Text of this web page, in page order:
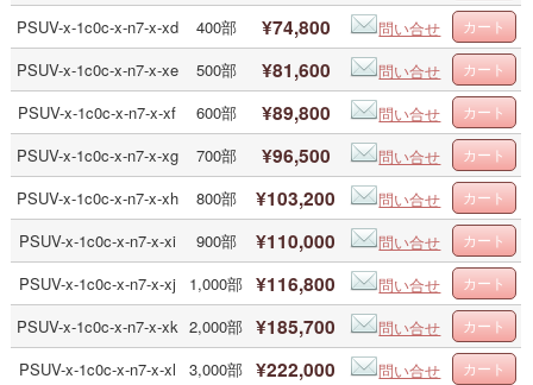
PSUV-x-1c0c-x-n7-x-xd
400部 ¥74,800
問い合せ
PSUV-x-1c0c-x-n7-x-xe
500部 ¥81,600
問い合せ
PSUV-x-1c0c-x-n7-x-xf
600部 ¥89,800
問い合せ
PSUV-x-1c0c-x-n7-x-xg
700部 ¥96,500
問い合せ
PSUV-x-1c0c-x-n7-x-xh
800部 ¥103,200
問い合せ
PSUV-x-1c0c-x-n7-x-xi
900部 ¥110,000
問い合せ
PSUV-x-1c0c-x-n7-x-xj
1,000部 ¥116,800
問い合せ
PSUV-x-1c0c-x-n7-x-xk 2,000部 ¥185,700
問い合せ
PSUV-x-1c0c-x-n7-x-xl
3,000部 ¥222,000 問い合せ